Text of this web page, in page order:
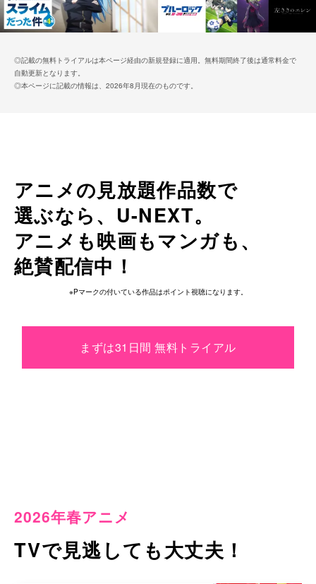
◎記載の無料トライアルは本ページ経由の新規登録に適用。無料期間終了後は通常料金で
自動更新となります。
◎本ページに記載の情報は、2026年8月現在のものです。
アニメの見放題作品数で
選ぶなら、 U-NEXT。
アニメも映画もマンガも、
絶賛配信中！
※Pマークの付いている作品はポイント視聴になります。
まずは31日間 無料トライアル
2026年春アニメ
TVで見逃しても大丈夫！